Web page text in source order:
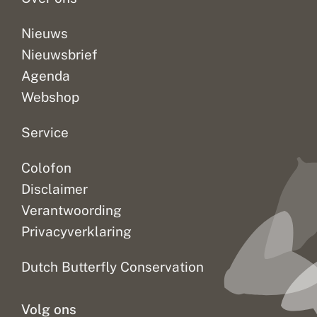
t
n
e
n
l
i
n
w
z
e
l
d
z
a
h
e
Nieuws
Nieuwsbrief
Agenda
Webshop
Service
Colofon
Disclaimer
Verantwoording
Privacyverklaring
Dutch Butterfly Conservation
Volg ons